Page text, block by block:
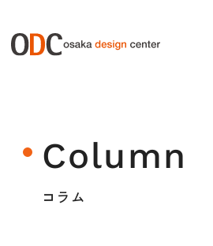
大阪デザインセンター
沿革
サービス
Column
コラム